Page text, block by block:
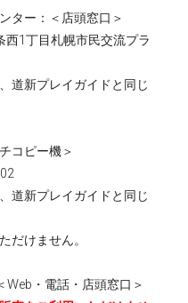
ター：＜店頭窓口＞
丁目札幌市民交流プラ
新プレイガイドと同じ
コピー機＞
新プレイガイドと同じ
けません。
・電話・店頭窓口＞